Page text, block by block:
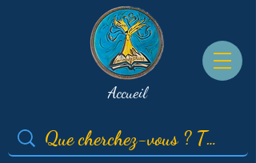
Accueil